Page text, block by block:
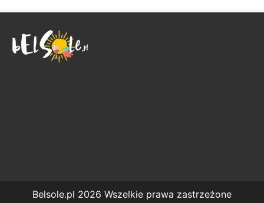
Belsole.pl 2026 Wszelkie prawa zastrzeżone